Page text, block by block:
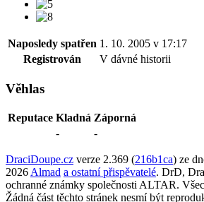
Naposledy spatřen 1. 10. 2005 v 17:17
Registrován
V dávné historii
Věhlas
Reputace Kladná Záporná
-
-
DraciDoupe.cz verze 2.369 (216b1ca) ze
2026 Almad a ostatní přispěvatelé. DrD,
ochranné známky společnosti ALTAR.
Žádná část těchto stránek nesmí být